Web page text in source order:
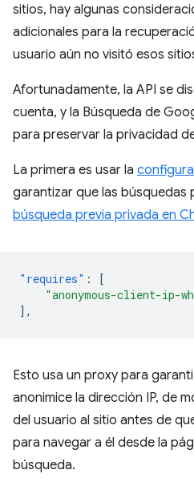
sitios, hay algunas
adicionales para la
usuario aún no visitó esos
Afortunadamente, la API se
cuenta, y la Búsqueda de
para preservar la privacidad
La primera es usar la
garantizar que las búsquedas
búsqueda previa privada en
"requires" :
[
"anonymous-client-ip-
],
Esto usa un proxy para
anonimice la dirección IP, de
del usuario al sitio antes de
para navegar a él desde la
búsqueda.